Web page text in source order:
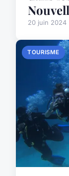
20 juin 2024
TOURISME